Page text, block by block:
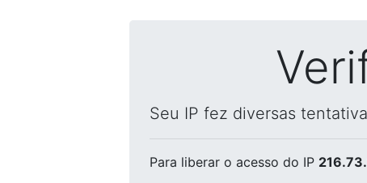
Seu IP fez diversas
Para liberar o acesso do IP